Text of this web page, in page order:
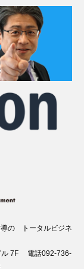
導の トータルビジネ
ル 7F 電話092-736-